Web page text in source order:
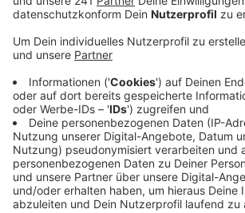
Innerhalb einer Woche habe es
gegeben, teilt die Gemeinde mit.
Unbekannte Scheiben bei mehreren
Bushaltestellen zerstört. Dafür sei
notwendig, sagt das Kaller
dass Anwohner etwas mitbekommen
sich melden.
Im Hof der Begegnung haben
außerdem Mülleimer aus ihren
getreten und Bäume aus